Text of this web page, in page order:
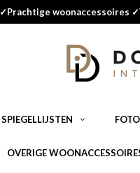
✓Prachtige woonaccessoires
SPIEGELLIJSTEN
OVERIGE